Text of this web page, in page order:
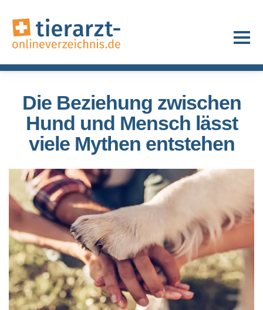
Die Beziehung zwischen
Hund und Mensch lässt
viele Mythen entstehen